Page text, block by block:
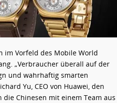
im Vorfeld des Mobile World
„Verbraucher überall auf der
und wahrhaftig smarten
Yu, CEO von Huawei, den
Chinesen mit einem Team aus